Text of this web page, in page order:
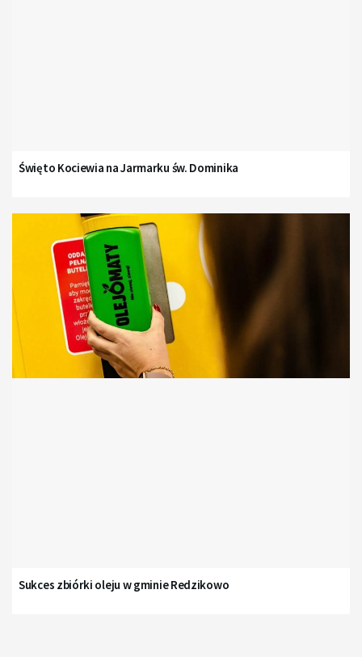
Święto Kociewia na Jarmarku św. Dominika
Sukces zbiórki oleju w gminie Redzikowo